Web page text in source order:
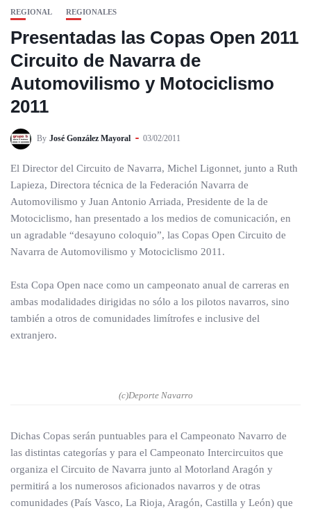
REGIONAL REGIONALES
Presentadas las Copas Open 2011
Circuito de Navarra de
Automovilismo y Motociclismo
2011
By José González Mayoral 03/02/2011
El Director del Circuito de Navarra, Michel Ligonnet, junto a Ruth
Lapieza, Directora técnica de la Federación Navarra de
Automovilismo y Juan Antonio Arriada, Presidente de la de
Motociclismo, han presentado a los medios de comunicación, en
un agradable “desayuno coloquio”, las Copas Open Circuito de
Navarra de Automovilismo y Motociclismo 2011.
Esta Copa Open nace como un campeonato anual de carreras en
ambas modalidades dirigidas no sólo a los pilotos navarros, sino
también a otros de comunidades limítrofes e inclusive del
extranjero.
(c)Deporte Navarro
Dichas Copas serán puntuables para el Campeonato Navarro de
las distintas categorías y para el Campeonato Intercircuitos que
organiza el Circuito de Navarra junto al Motorland Aragón y
permitirá a los numerosos aficionados navarros y de otras
comunidades (País Vasco, La Rioja, Aragón, Castilla y León) que